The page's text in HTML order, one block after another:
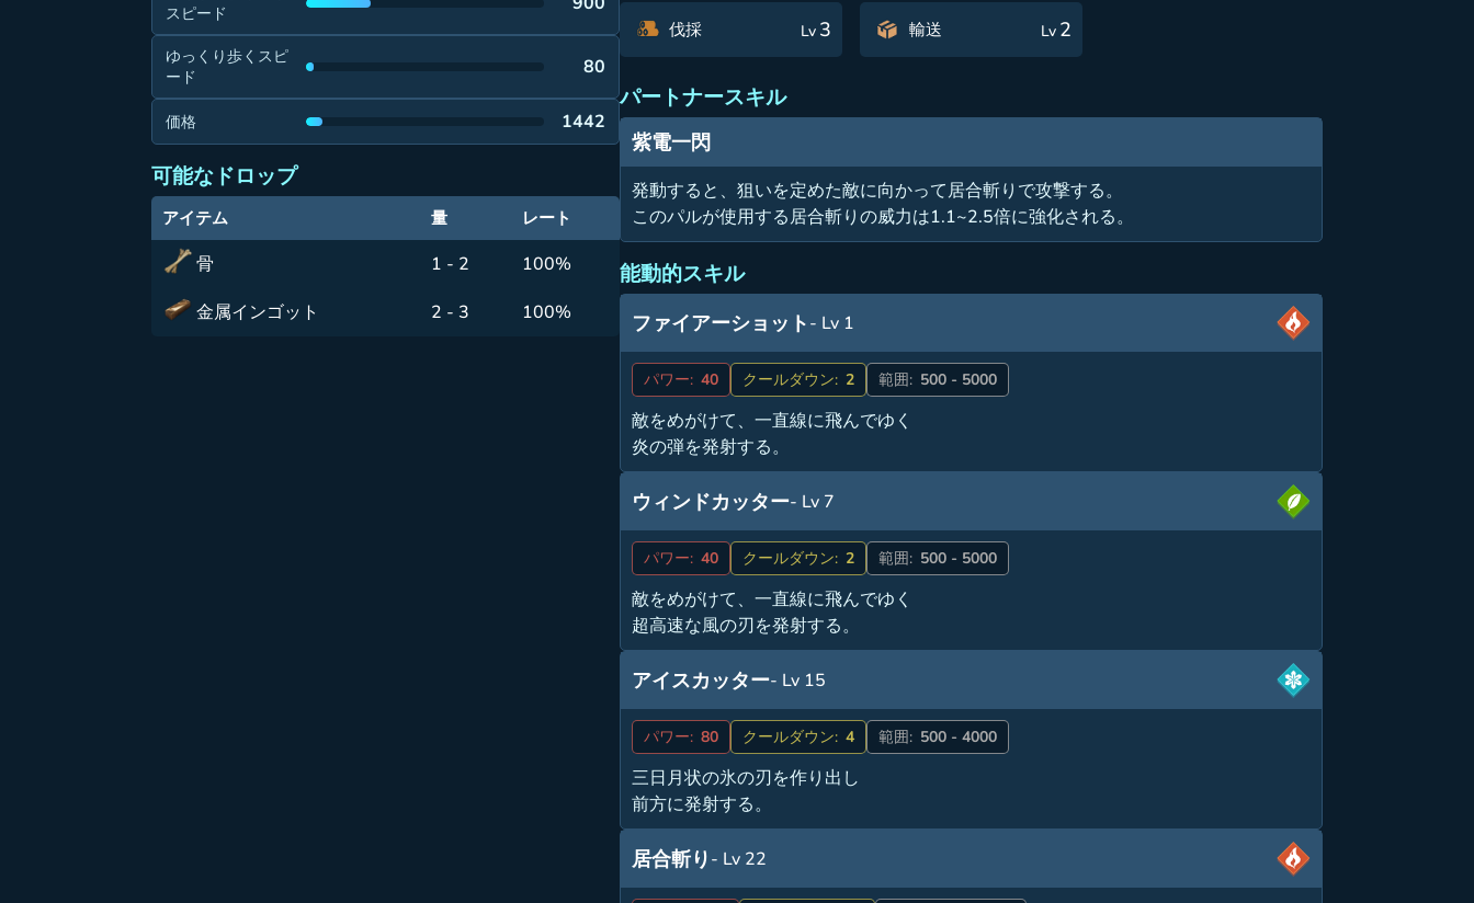
スピード
ゆっくり歩くスピ
ード
80
価格 1442
可能なドロップ
アイテム 量 レート
骨 1 - 2
100%
金属インゴット
2 - 3 100%
伐採 Lv 3 輸送 Lv 2
パートナースキル
紫電一閃
発動すると、狙いを定めた敵に向かって居合斬りで攻撃する。
このパルが使用する居合斬りの威力は1.1~2.5倍に強化される。
能動的スキル
ファイアーショット- Lv 1
パワー: 40 クールダウン: 2 範囲: 500 - 5000
敵をめがけて、一直線に飛んでゆく
炎の弾を発射する。
ウィンドカッター- Lv 7
パワー: 40 クールダウン: 2 範囲: 500 - 5000
敵をめがけて、一直線に飛んでゆく
超高速な風の刃を発射する。
アイスカッター- Lv 15
パワー: 80 クールダウン: 4 範囲: 500 - 4000
三日月状の氷の刃を作り出し
前方に発射する。
居合斬り- Lv 22